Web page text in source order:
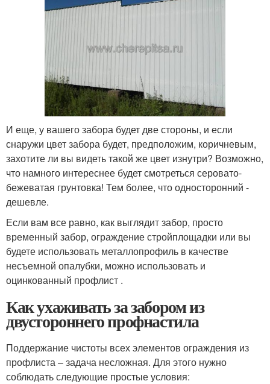
И еще, у вашего забора будет две стороны, и если
снаружи цвет забора будет, предположим, коричневым,
захотите ли вы видеть такой же цвет изнутри? Возможно,
что намного интереснее будет смотреться серовато-
бежеватая грунтовка! Тем более, что односторонний -
дешевле.
Если вам все равно, как выглядит забор, просто
временный забор, ограждение стройплощадки или вы
будете использовать металлопрофиль в качестве
несъемной опалубки, можно использовать и
оцинкованный профлист .
Как ухаживать за забором из
двустороннего профнастила
Поддержание чистоты всех элементов ограждения из
профлиста – задача несложная. Для этого нужно
соблюдать следующие простые условия: